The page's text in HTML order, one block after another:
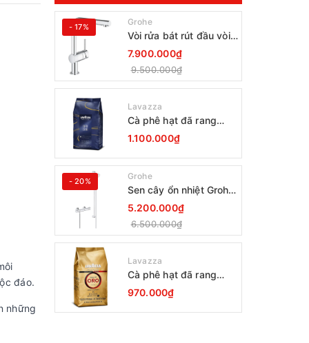
đáo.
những
- 17% Grohe
Vòi rửa bát rút đầu vòi
Grohe Minta 30274000
7.900.000₫
9.500.000₫
Lavazza
Cà phê hạt đã rang
Lavazza Coffee
Espresso Super Crema
1000g Date 12-2027
1.100.000₫
- 20% Grohe
Sen cây ổn nhiệt Grohe
Grohtherm 800
34566001
5.200.000₫
6.500.000₫
Lavazza
Cà phê hạt đã rang
Lavazza Oro Qualita
1000g
970.000₫